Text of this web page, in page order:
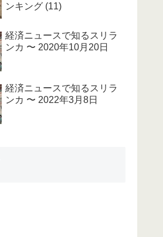
ンキング (11)
経済ニュースで知るスリラ
ンカ 〜 2020年10月20日
経済ニュースで知るスリラ
ンカ 〜 2022年3月8日